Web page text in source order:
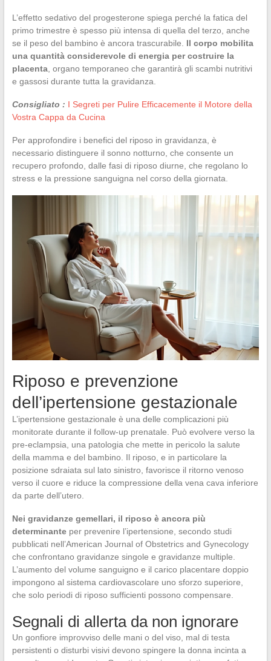
L’effetto sedativo del progesterone spiega perché la fatica del
primo trimestre è spesso più intensa di quella del terzo, anche
se il peso del bambino è ancora trascurabile. Il corpo mobilita
una quantità considerevole di energia per costruire la
placenta, organo temporaneo che garantirà gli scambi nutritivi
e gassosi durante tutta la gravidanza.
Consigliato : I Segreti per Pulire Efficacemente il Motore della
Vostra Cappa da Cucina
Per approfondire i benefici del riposo in gravidanza, è
necessario distinguere il sonno notturno, che consente un
recupero profondo, dalle fasi di riposo diurne, che regolano lo
stress e la pressione sanguigna nel corso della giornata.
Riposo e prevenzione
dell’ipertensione gestazionale
L’ipertensione gestazionale è una delle complicazioni più
monitorate durante il follow-up prenatale. Può evolvere verso la
pre-eclampsia, una patologia che mette in pericolo la salute
della mamma e del bambino. Il riposo, e in particolare la
posizione sdraiata sul lato sinistro, favorisce il ritorno venoso
verso il cuore e riduce la compressione della vena cava inferiore
da parte dell’utero.
Nei gravidanze gemellari, il riposo è ancora più
determinanteper prevenire l’ipertensione, secondo studi
pubblicati nell’American Journal of Obstetrics and Gynecology
che confrontano gravidanze singole e gravidanze multiple.
L’aumento del volume sanguigno e il carico placentare doppio
impongono al sistema cardiovascolare uno sforzo superiore,
che solo periodi di riposo sufficienti possono compensare.
Segnali di allerta da non ignorare
Un gonfiore improvviso delle mani o del viso, mal di testa
persistenti o disturbi visivi devono spingere la donna incinta a